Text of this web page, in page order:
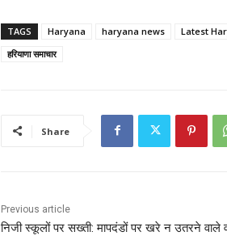
TAGS Haryana haryana news Latest
हरियाणा समाचार
Share
Previous article
निजी स्कूलों पर सख्ती: मापदंडों पर खरे न उतरने वाले